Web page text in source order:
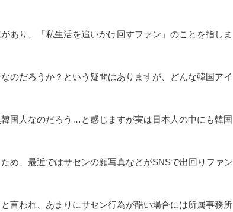
あり、「私生活を追いかけ回すファン」のことを指しま
のだろうか？という疑問はありますが、どんな韓国アイ
国人なのだろう…と感じますが実は日本人の中にも韓国
め、最近ではサセンの顔写真などがSNSで出回りファン
言われ、あまりにサセン行為が酷い場合には所属事務所